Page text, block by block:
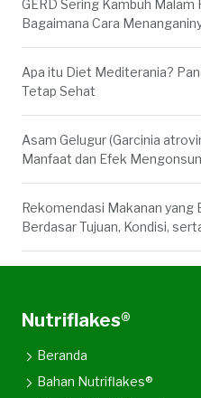
GERD Sering Kambuh Malam
Bagaimana Cara
Apa itu Diet Mediterania?
Tetap Sehat
Asam Gelugur (Garcinia
Manfaat dan Efek
Rekomendasi Makanan yang
Berdasar Tujuan, Kondisi,
Nutriflakes®
Beranda
Bahan Nutriflakes®